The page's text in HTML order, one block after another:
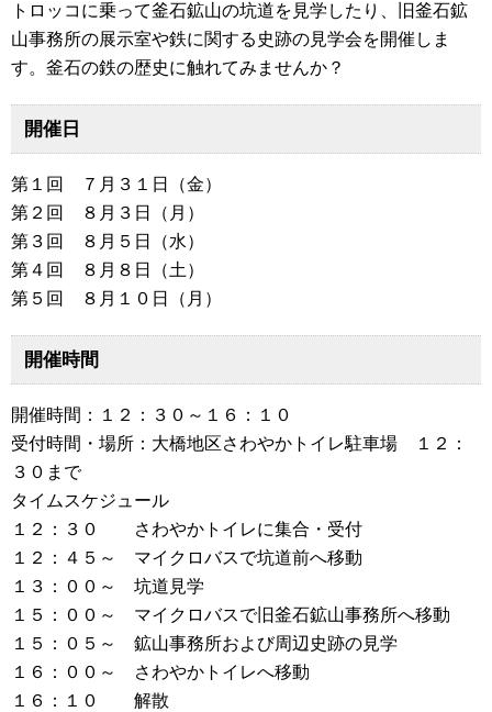
トロッコに乗って釜石鉱山の坑道を見学したり、旧釜石鉱
山事務所の展示室や鉄に関する史跡の見学会を開催しま
す。釜石の鉄の歴史に触れてみませんか？
開催日
第１回 ７月３１日（金）
第２回 ８月３日（月）
第３回 ８月５日（水）
第４回 ８月８日（土）
第５回 ８月１０日（月）
開催時間
開催時間：１２：３０～１６：１０
受付時間・場所：大橋地区さわやかトイレ駐車場 １２：
３０まで
タイムスケジュール
１２：３０ さわやかトイレに集合・受付
１２：４５～ マイクロバスで坑道前へ移動
１３：００～ 坑道見学
１５：００～ マイクロバスで旧釜石鉱山事務所へ移動
１５：０５～ 鉱山事務所および周辺史跡の見学
１６：００～ さわやかトイレへ移動
１６：１０ 解散